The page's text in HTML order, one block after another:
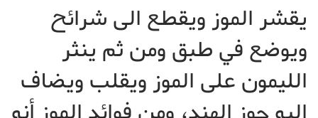
يقشر الموز ويقطع الى شرائح
ويوضع في طبق ومن ثم ينثر
الليمون على الموز ويقلب ويضاف